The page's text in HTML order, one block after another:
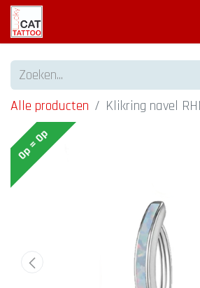
Alle producten Klikring navel
Op = Op